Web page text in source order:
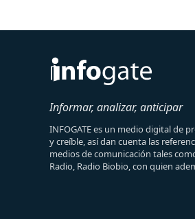
Informar, analizar, anticipar
INFOGATE es un medio digital de
y creíble, así dan cuenta las
medios de comunicación tales
Radio, Radio Biobio, con quien